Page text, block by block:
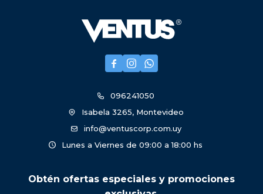
  
096241050
Isabela 3265, Montevideo
info@ventuscorp.com.uy
Lunes a Viernes de 09:00 a 18:00 hs
Obtén ofertas especiales y promociones